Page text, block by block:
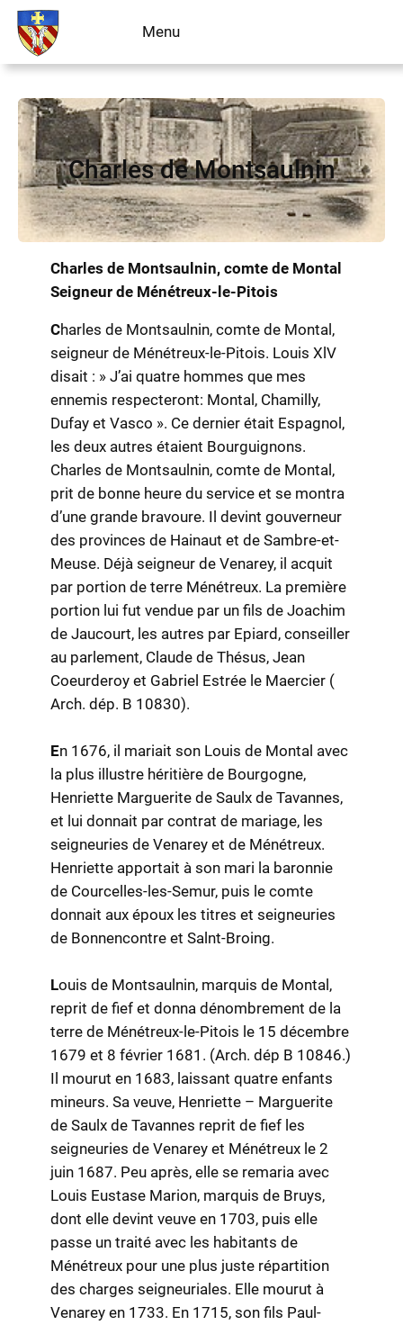
Aller
contenu
Menu
Charles de Montsaulnin
Charles de Montsaulnin, comte de Montal
Seigneur de Ménétreux-le-Pitois
Charles de Montsaulnin, comte de Montal,
seigneur de Ménétreux-le-Pitois. Louis XlV
disait : » J’ai quatre hommes que mes
ennemis respecteront: Montal, Chamilly,
Dufay et Vasco ». Ce dernier était Espagnol,
les deux autres étaient Bourguignons.
Charles de Montsaulnin, comte de Montal,
prit de bonne heure du service et se montra
d’une grande bravoure. Il devint gouverneur
des provinces de Hainaut et de Sambre-et-
Meuse. Déjà seigneur de Venarey, il acquit
par portion de terre Ménétreux. La première
portion lui fut vendue par un fils de Joachim
de Jaucourt, les autres par Epiard, conseiller
au parlement, Claude de Thésus, Jean
Coeurderoy et Gabriel Estrée le Maercier (
Arch. dép. B 10830).
En 1676, il mariait son Louis de Montal avec
la plus illustre héritière de Bourgogne,
Henriette Marguerite de Saulx de Tavannes,
et lui donnait par contrat de mariage, les
seigneuries de Venarey et de Ménétreux.
Henriette apportait à son mari la baronnie
de Courcelles-les-Semur, puis le comte
donnait aux époux les titres et seigneuries
de Bonnencontre et Salnt-Broing.
Louis de Montsaulnin, marquis de Montal,
reprit de fief et donna dénombrement de la
terre de Ménétreux-le-Pitois le 15 décembre
1679 et 8 février 1681. (Arch. dép B 10846.)
Il mourut en 1683, laissant quatre enfants
mineurs. Sa veuve, Henriette – Marguerite
de Saulx de Tavannes reprit de fief les
seigneuries de Venarey et Ménétreux le 2
juin 1687. Peu après, elle se remaria avec
Louis Eustase Marion, marquis de Bruys,
dont elle devint veuve en 1703, puis elle
passe un traité avec les habitants de
Ménétreux pour une plus juste répartition
des charges seigneuriales. Elle mourut à
Venarey en 1733. En 1715, son fils Paul-